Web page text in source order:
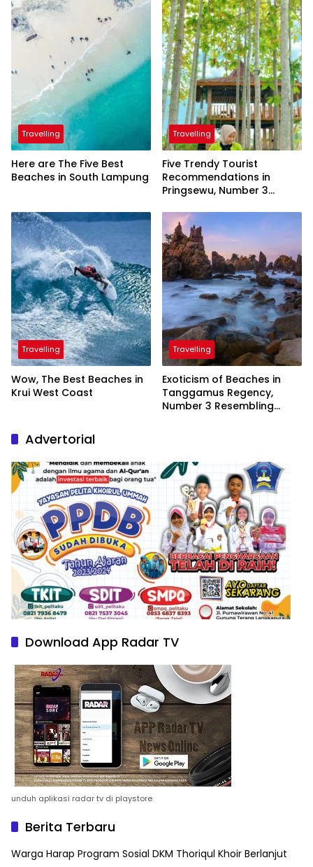
Travelling
Here are The Five Best
Beaches in South Lampung
Travelling
Five Trendy Tourist
Recommendations in
Pringsewu, Number 3
President
Travelling
Wow, The Best Beaches in
Krui West Coast
Travelling
Exoticism of Beaches in
Tanggamus Regency,
Number 3 Resembling
Advertorial
Download App Radar TV
unduh aplikasi radar tv di playstore
Berita Terbaru
Warga Harap Program Sosial DKM Thoriqul Khoir Berlanjut